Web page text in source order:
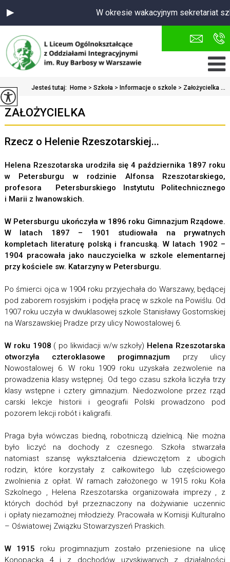
W okresie wakacyjnym sekretariat
Jesteś tutaj: Home > Szkoła > Informacje o szkole > Założycielka ...
ZAŁOŻYCIELKA
Rzecz o Helenie Rzeszotarskiej...
Helena Rzeszotarska urodziła się 4 października 1897 roku
w Petersburgu w rodzinie Alfonsa Rzeszotarskiego,
profesora Petersburskiego Instytutu Politechnicznego
i Marii z Iwanowskich.
W Petersburgu ukończyła w 1896 roku Gimnazjum Rządowe.
W latach 1897 – 1901 studiowała na prywatnych
kompletach literaturę polską i francuską. W latach 1902 –
1904 pracowała jako nauczycielka w szkole elementarnej
przy kościele sw. Katarzyny w Petersburgu.
Po śmierci ojca w 1904 roku przyjechała do Warszawy, będącej
pod zaborem rosyjskim i podjęła pracę w szkole na Powiślu. Od
1907 roku uczyła w dwuklasowej szkole Stanisławy Gostomskiej
na Warszawskiej Pradze przy ulicy Nowostalowej 6.
W roku 1908 ( po likwidacji w/w szkoły) Helena Rzeszotarska
otworzyła czteroklasowe progimnazjum przy ulicy
Nowostalowej 6. W roku 1909 roku uzyskała zezwolenie na
prowadzenia klasy wstępnej. Od tego czasu szkoła liczyła trzy
klasy wstępne i cztery gimnazjum. Niedozwolone przez rząd
carski lekcje historii i geografii Polski prowadzono pod
pozorem lekcji robót i kaligrafii.
Praga była wówczas biedną, robotniczą dzielnicą. Nie można
było liczyć na dochody z czesnego. Szkoła stwarzała
natomiast szansę wykształcenia dziewczętom z ubogich
rodzin, które korzystały z całkowitego lub częściowego
zwolnienia z opłat. W ramach założonego w 1915 roku Koła
Szkolnego , Helena Rzeszotarska organizowała imprezy , z
których dochód był przeznaczony na dożywianie uczennic
i opłaty niezamożnej młodzieży. Pracowała w Komisji Kulturalno
– Oświatowej Związku Stowarzyszeń Praskich.
W 1915 roku progimnazjum zostało przeniesione na ulicę
Konopacką 4 i z dochodów uzyskiwanych z działalności